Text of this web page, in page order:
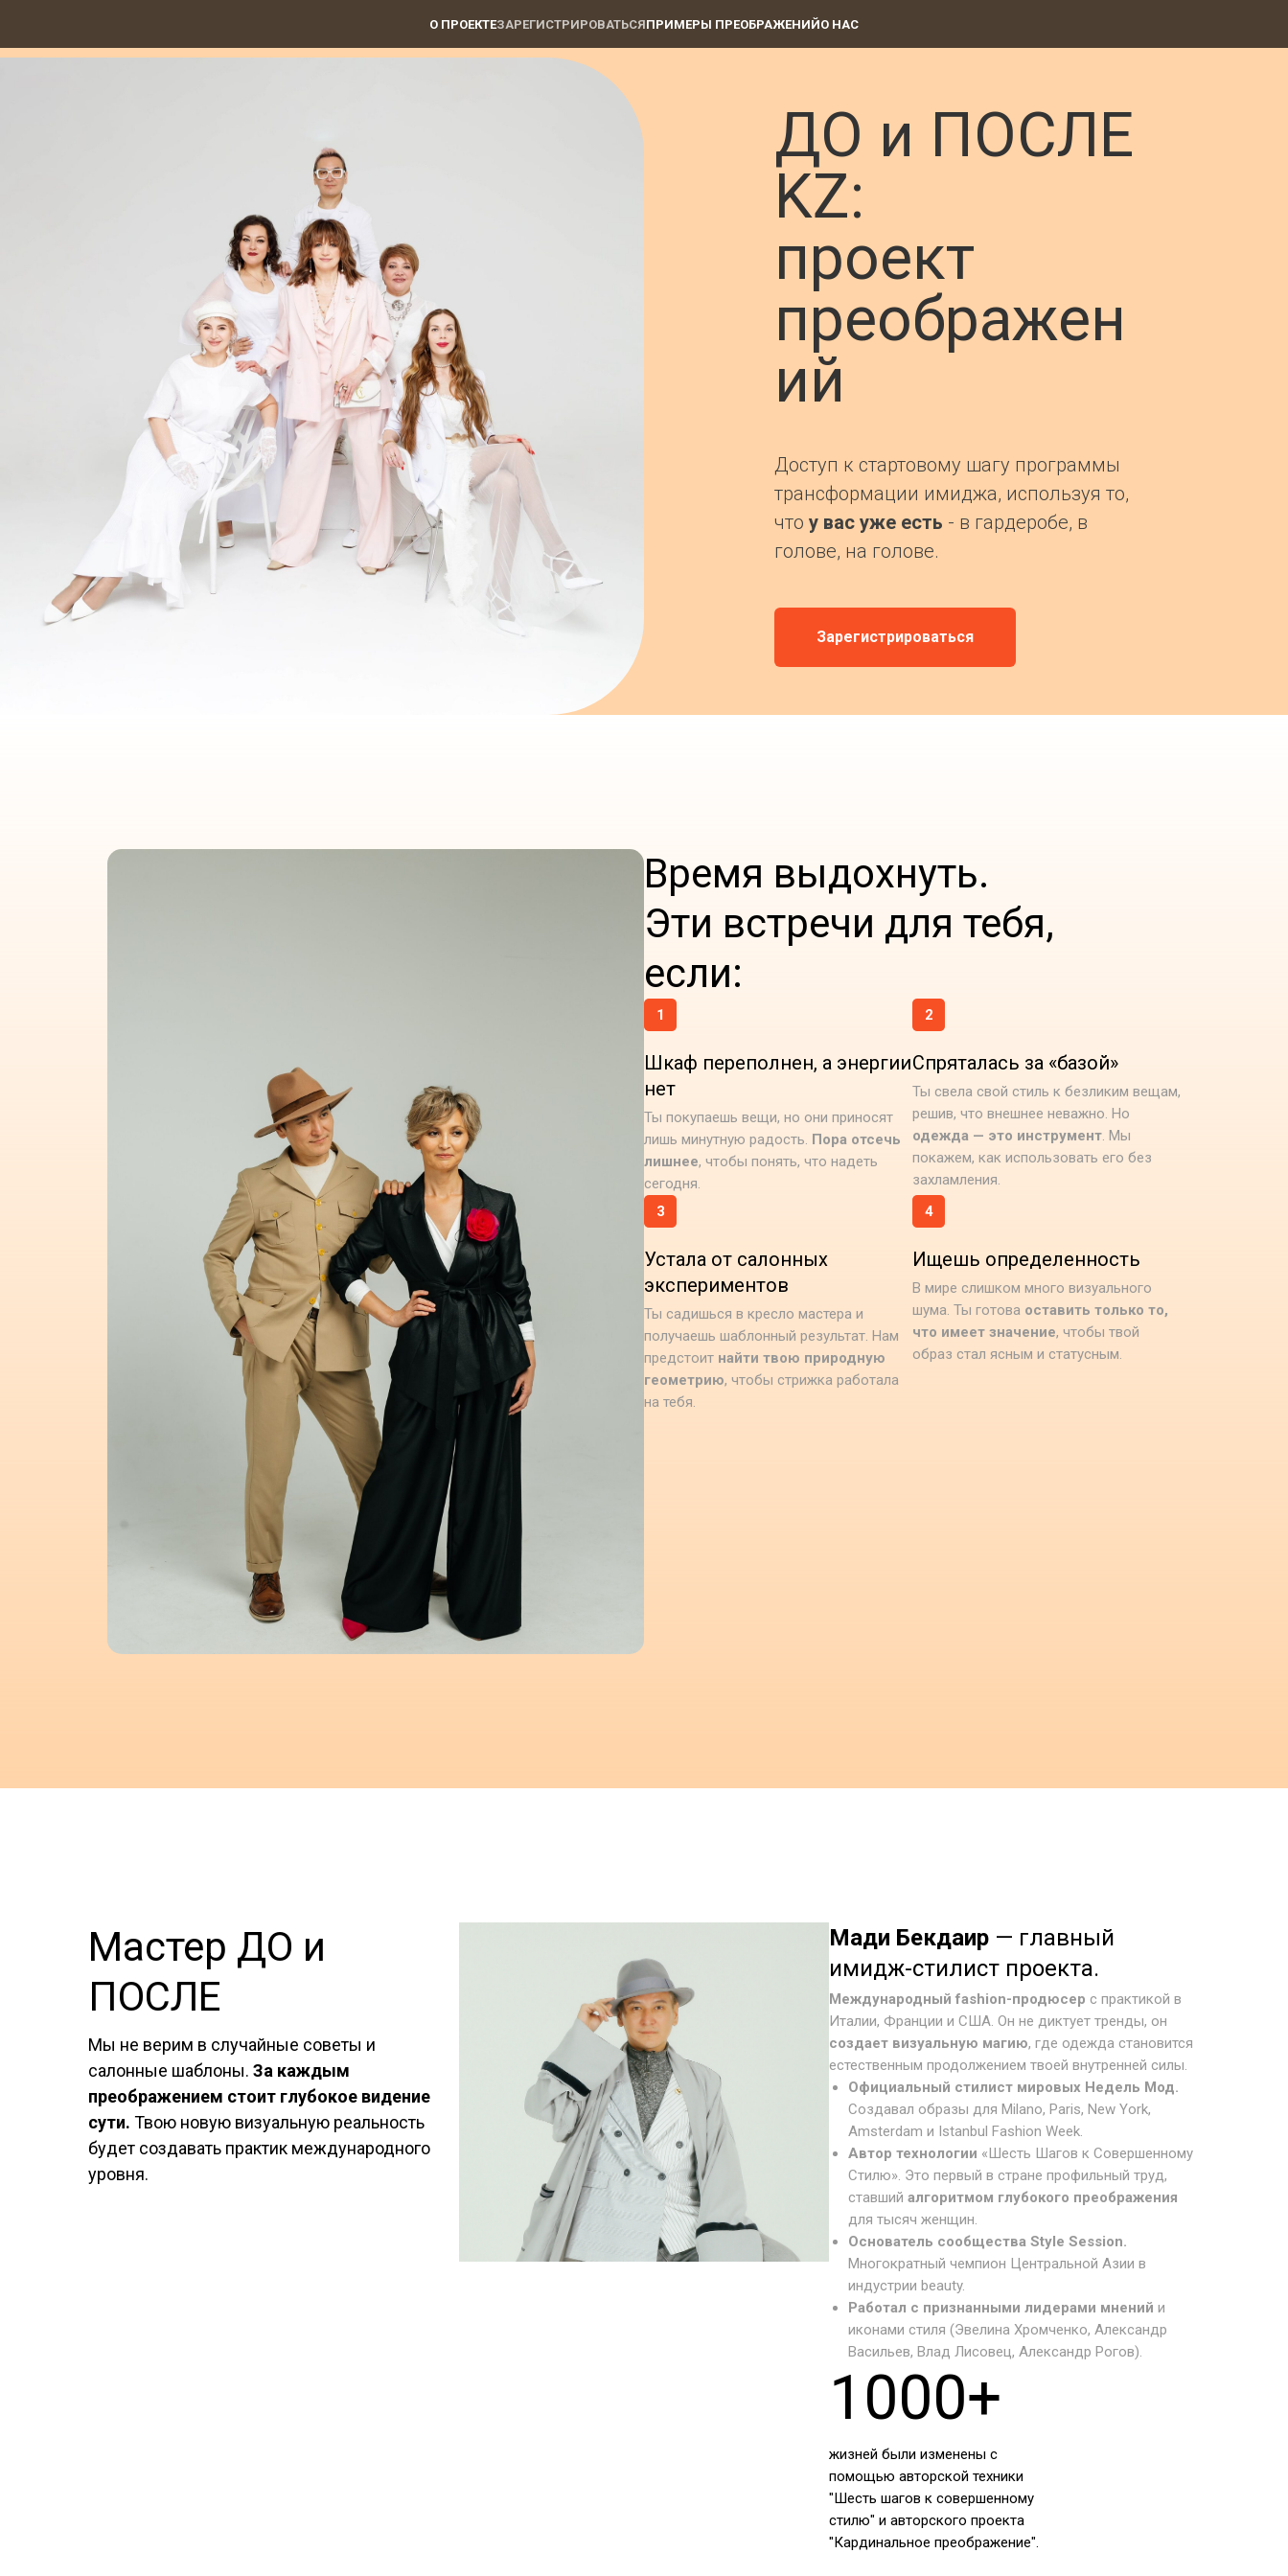
О ПРОЕКТЕЗАРЕГИСТРИРОВАТЬСЯПРИМЕРЫ ПРЕОБРАЖЕНИЙО НАС
ДО и ПОСЛЕ
KZ:
проект
преображен
ий
Доступ к стартовому шагу программы
трансформации имиджа, используя то,
что у вас уже есть - в гардеробе, в
голове, на голове.
Зарегистрироваться
Время выдохнуть.
Эти встречи для тебя,
если:
1
Шкаф переполнен, а энергии
нет
Ты покупаешь вещи, но они приносят
лишь минутную радость. Пора отсечь
лишнее, чтобы понять, что надеть
сегодня.
2
Спряталась за «базой»
Ты свела свой стиль к безликим вещам,
решив, что внешнее неважно. Но
одежда — это инструмент. Мы
покажем, как использовать его без
захламления.
3
Устала от салонных
экспериментов
Ты садишься в кресло мастера и
получаешь шаблонный результат. Нам
предстоит найти твою природную
геометрию, чтобы стрижка работала
на тебя.
4
Ищешь определенность
В мире слишком много визуального
шума. Ты готова оставить только то,
что имеет значение, чтобы твой
образ стал ясным и статусным.
Мастер ДО и
ПОСЛЕ
Мы не верим в случайные советы и
салонные шаблоны. За каждым
преображением стоит глубокое видение
сути. Твою новую визуальную реальность
будет создавать практик международного
уровня.
Мади Бекдаир — главный
имидж-стилист проекта.
Международный fashion-продюсер с практикой в
Италии, Франции и США. Он не диктует тренды, он
создает визуальную магию, где одежда становится
естественным продолжением твоей внутренней силы.
Официальный стилист мировых Недель Мод.
Создавал образы для Milano, Paris, New York,
Amsterdam и Istanbul Fashion Week.
Автор технологии «Шесть Шагов к Совершенному
Стилю». Это первый в стране профильный труд,
ставшийалгоритмом глубокого преображения
для тысяч женщин.
Основатель сообщества Style Session.
Многократный чемпион Центральной Азии в
индустрии beauty.
Работал с признанными лидерами мнений и
иконами стиля (Эвелина Хромченко, Александр
Васильев, Влад Лисовец, Александр Рогов).
1000+
жизней были изменены с
помощью авторской техники
"Шесть шагов к совершенному
стилю" и авторского проекта
"Кардинальное преображение".